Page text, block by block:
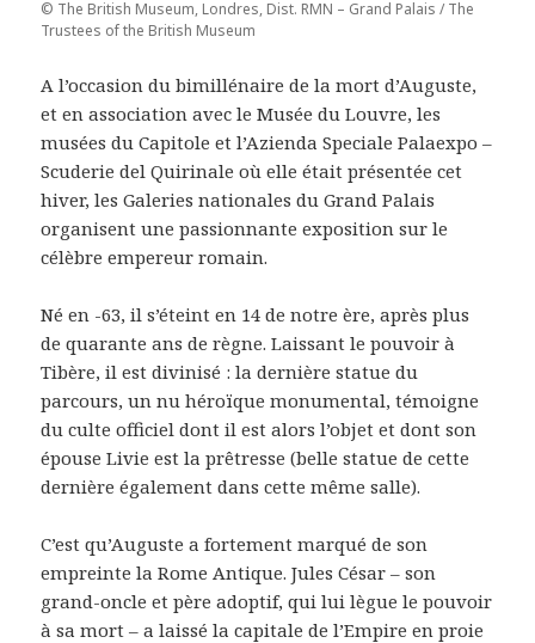
© The British Museum, Londres, Dist. RMN – Grand Palais / The
Trustees of the British Museum
A l’occasion du bimillénaire de la mort d’Auguste,
et en association avec le Musée du Louvre, les
musées du Capitole et l’Azienda Speciale Palaexpo –
Scuderie del Quirinale où elle était présentée cet
hiver, les Galeries nationales du Grand Palais
organisent une passionnante exposition sur le
célèbre empereur romain.
Né en -63, il s’éteint en 14 de notre ère, après plus
de quarante ans de règne. Laissant le pouvoir à
Tibère, il est divinisé : la dernière statue du
parcours, un nu héroïque monumental, témoigne
du culte officiel dont il est alors l’objet et dont son
épouse Livie est la prêtresse (belle statue de cette
dernière également dans cette même salle).
C’est qu’Auguste a fortement marqué de son
empreinte la Rome Antique. Jules César – son
grand-oncle et père adoptif, qui lui lègue le pouvoir
à sa mort – a laissé la capitale de l’Empire en proie